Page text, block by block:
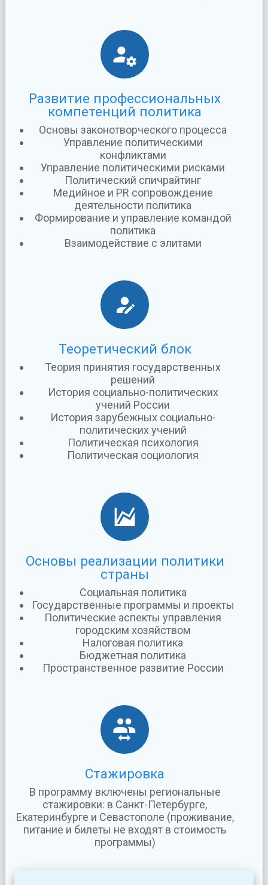
Развитие профессиональных
компетенций политика
Основы законотворческого процесса
Управление политическими
конфликтами
Управление политическими рисками
Политический спичрайтинг
Медийное и PR сопровождение
деятельности политика
Формирование и управление командой
политика
Взаимодействие с элитами
Теоретический блок
Теория принятия государственных
решений
История социально-политических
учений России
История зарубежных социально-
политических учений
Политическая психология
Политическая социология
Основы реализации политики
страны
Социальная политика
Государственные программы и проекты
Политические аспекты управления
городским хозяйством
Налоговая политика
Бюджетная политика
Пространственное развитие России
Стажировка
В программу включены региональные
стажировки: в Санкт-Петербурге,
Екатеринбурге и Севастополе (проживание,
питание и билеты не входят в стоимость
программы)